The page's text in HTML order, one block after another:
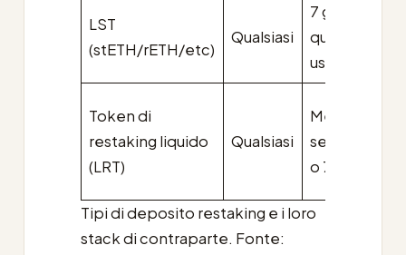
LST
(stETH/rETH/etc)
Qualsiasi
7 giorni EL
queue +
uscita LST
Token di
restaking liquido
(LRT)
Qualsiasi
Mercato
secondario
o 7+ giorni
Tipi di deposito restaking e i loro
stack di contraparte. Fonte: